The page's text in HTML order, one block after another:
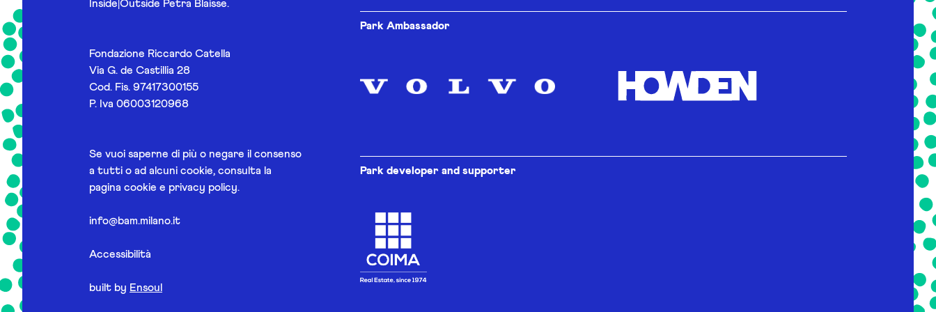
Inside|Outside Petra Blaisse.
Fondazione Riccardo Catella
Via G. de Castillia 28
Cod. Fis. 97417300155
P. Iva 06003120968
Se vuoi saperne di più o negare il consenso
a tutti o ad alcuni cookie, consulta la
pagina cookie e privacy policy.
info@bam.milano.it
Accessibilità
built by Ensoul
Park Ambassador
Park developer and supporter